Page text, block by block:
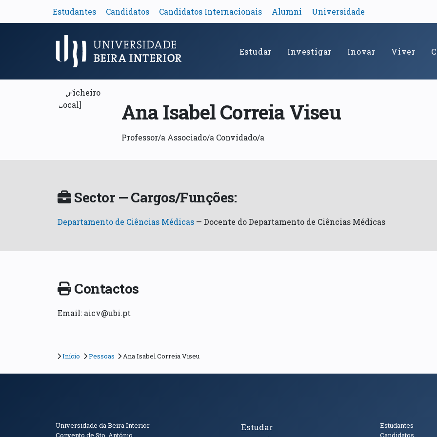
Estudantes Candidatos Candidatos Internacionais Alumni Universidade
Menu Principal Estudar Investigar Inovar Viver
Ana Isabel Correia Viseu
Professor/a Associado/a Convidado/a
Sector — Cargos/Funções:
Departamento de Ciências Médicas — Docente do Departamento de Ciências Médicas
Contactos
Email: aicv@ubi.pt
Início Pessoas Ana Isabel Correia Viseu
Informações de Contacto
Universidade da Beira Interior
Convento de Sto. António.
Tópicos Principais
Estudar
Públicos
Estudantes
Candidatos